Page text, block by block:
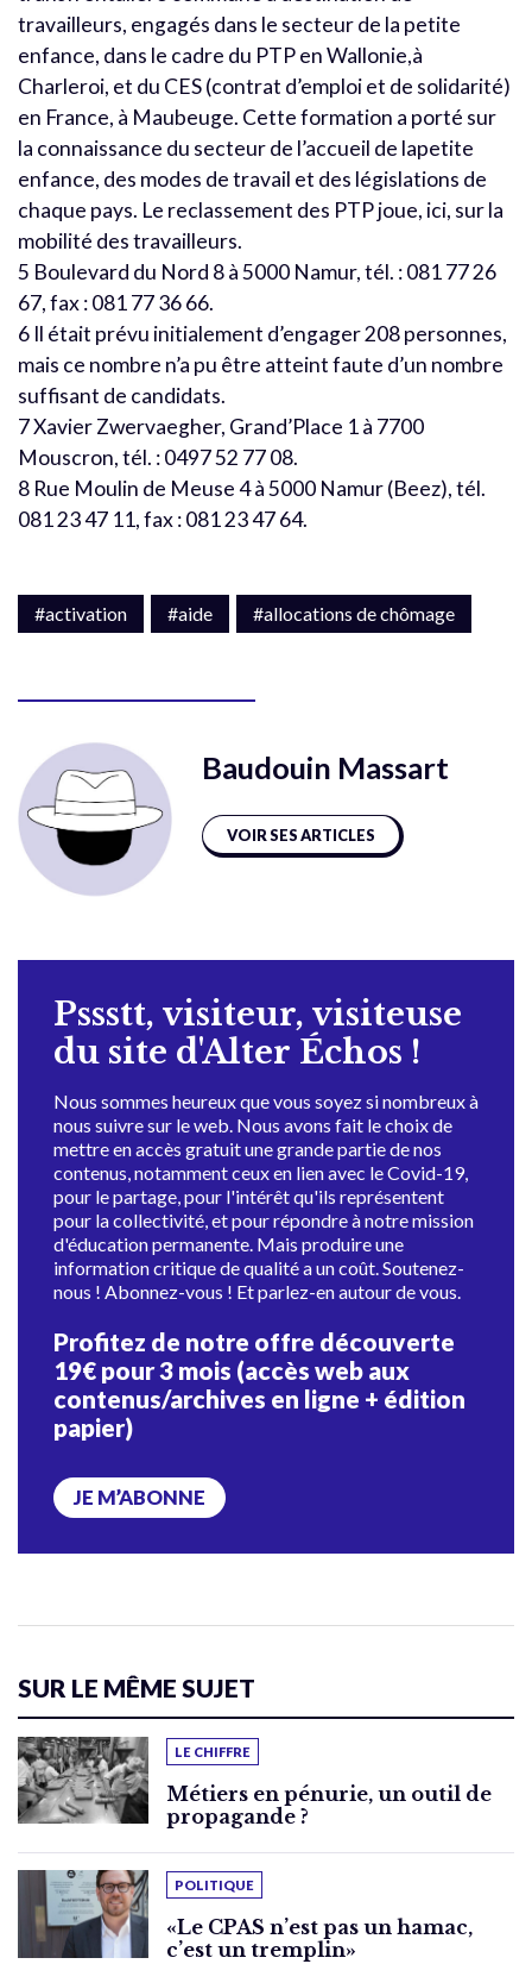
travailleurs, engagés dans le secteur de la petite
enfance, dans le cadre du PTP en Wallonie,à
Charleroi, et du CES (contrat d’emploi et de solidarité)
en France, à Maubeuge. Cette formation a porté sur
la connaissance du secteur de l’accueil de lapetite
enfance, des modes de travail et des législations de
chaque pays. Le reclassement des PTP joue, ici, sur la
mobilité des travailleurs.
5 Boulevard du Nord 8 à 5000 Namur, tél. : 081 77 26
67, fax : 081 77 36 66.
6 Il était prévu initialement d’engager 208 personnes,
mais ce nombre n’a pu être atteint faute d’un nombre
suffisant de candidats.
7 Xavier Zwervaegher, Grand’Place 1 à 7700
Mouscron, tél. : 0497 52 77 08.
8 Rue Moulin de Meuse 4 à 5000 Namur (Beez), tél.
081 23 47 11, fax : 081 23 47 64.
#activation #aide #allocations de chômage
Baudouin Massart
VOIR SES ARTICLES
Pssstt, visiteur, visiteuse
du site d'Alter Échos !
Nous sommes heureux que vous soyez si nombreux à
nous suivre sur le web. Nous avons fait le choix de
mettre en accès gratuit une grande partie de nos
contenus, notamment ceux en lien avec le Covid-19,
pour le partage, pour l'intérêt qu'ils représentent
pour la collectivité, et pour répondre à notre mission
d'éducation permanente. Mais produire une
information critique de qualité a un coût. Soutenez-
nous ! Abonnez-vous ! Et parlez-en autour de vous.
Profitez de notre offre découverte
19€ pour 3 mois (accès web aux
contenus/archives en ligne + édition
papier)
JE M’ABONNE
SUR LE MÊME SUJET
LE CHIFFRE
Métiers en pénurie, un outil de
propagande ?
POLITIQUE
«Le CPAS n’est pas un hamac,
c’est un tremplin»